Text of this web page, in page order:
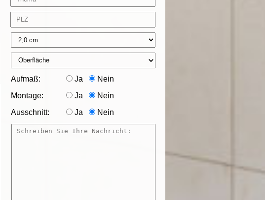
Aufmaß: Ja Nein
Montage: Ja Nein
Ausschnitt: Ja Nein